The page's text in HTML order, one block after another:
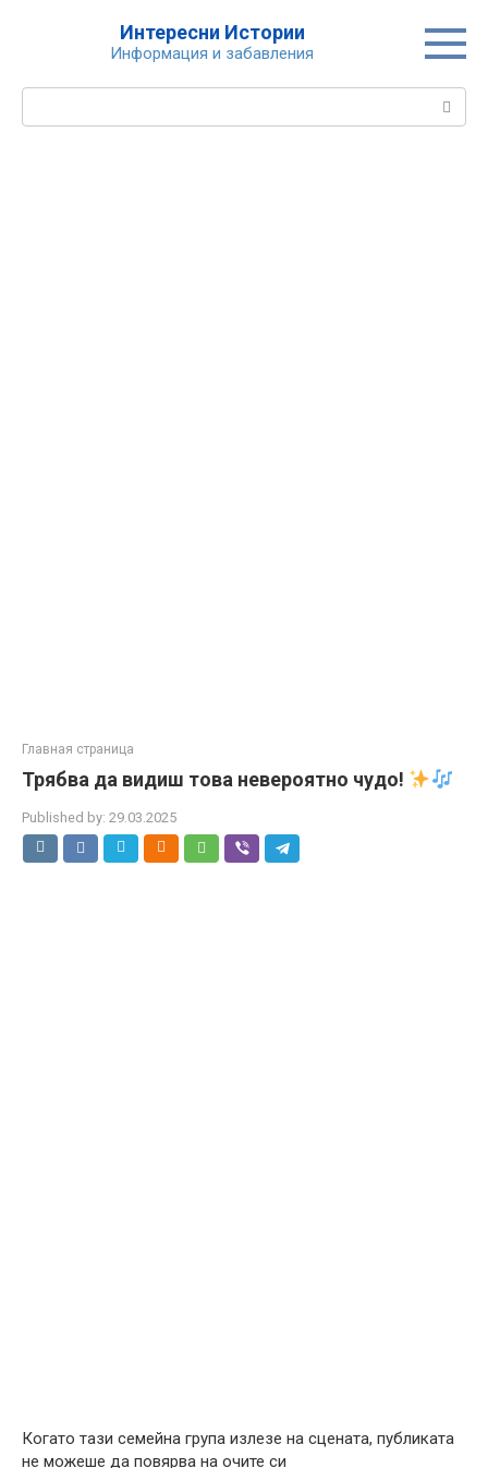
Интересни Истории
Информация и забавления
Search:
Главная страница
Трябва да видиш това невероятно чудо!
Published by: 29.03.2025
Когато тази семейна група излезе на сцената, публиката
не можеше да повярва на очите си